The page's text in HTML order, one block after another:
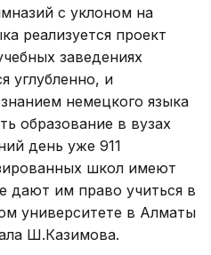
с уклоном на
реализуется проект
заведениях
углубленно, и
немецкого языка
образование в вузах
день уже 911
школ имеют
дают им право учиться в
университете в Алматы
Ш.Казимова.